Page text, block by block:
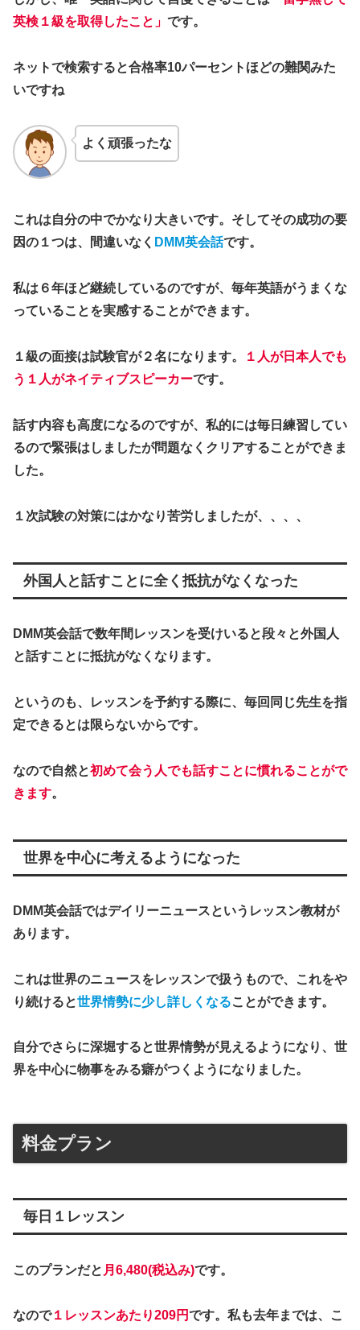
英検１級を取得したこと」 です。
ネットで検索すると合格率10パーセントほどの難関みた
いですね
よく頑張ったな
これは自分の中でかなり大きいです。そしてその成功の要
因の１つは、間違いなく DMM英会話です。
私は６年ほど継続しているのですが、毎年英語がうまくな
っていることを実感することができます。
１級の面接は試験官が２名になります。
１人が日本人でも
う１人がネイティブスピーカーです。
話す内容も高度になるのですが、私的には毎日練習してい
るので緊張はしましたが問題なくクリアすることができま
した。
１次試験の対策にはかなり苦労しましたが、、、、
外国人と話すことに全く抵抗がなくなった
DMM英会話で数年間レッスンを受けいると段々と外国人
と話すことに抵抗がなくなります。
というのも、レッスンを予約する際に、毎回同じ先生を指
定できるとは限らないからです。
なので自然と初めて会う人でも話すことに慣れることがで
きます。
世界を中心に考えるようになった
DMM英会話ではデイリーニュースというレッスン教材が
あります。
これは世界のニュースをレッスンで扱うもので、これをや
り続けると世界情勢に少し詳しくなることができます。
自分でさらに深堀すると世界情勢が見えるようになり、世
界を中心に物事をみる癖がつくようになりました。
料金プラン
毎日１レッスン
このプランだと 月6,480(税込み)です。
なので１レッスンあたり209円です。私も去年までは、こ